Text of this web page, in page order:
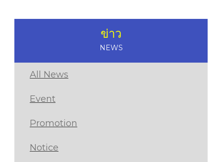
ข่าว
NEWS
All News
Event
Promotion
Notice